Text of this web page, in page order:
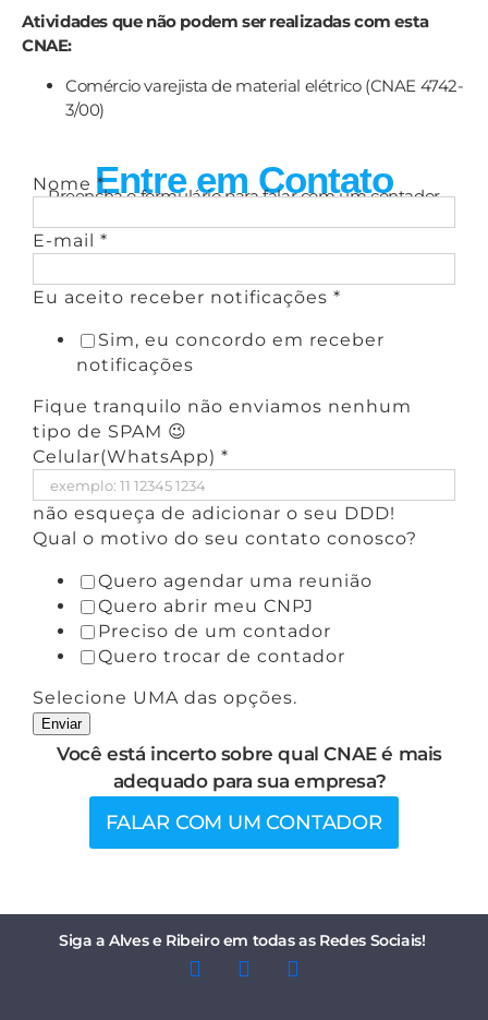
Atividades que não podem ser realizadas com esta
CNAE:
Comércio varejista de material elétrico (CNAE 4742-
3/00)
Entre em Contato
Preencha o formulário para falar com um contador
Nome *
E-mail *
Eu aceito receber notificações *
Sim, eu concordo em receber
notificações
Fique tranquilo não enviamos nenhum
tipo de SPAM 😉
Celular(WhatsApp) *
não esqueça de adicionar o seu DDD!
Qual o motivo do seu contato conosco?
Quero agendar uma reunião
Quero abrir meu CNPJ
Preciso de um contador
Quero trocar de contador
Selecione UMA das opções.
Enviar
Você está incerto sobre qual CNAE é mais
adequado para sua empresa?
FALAR COM UM CONTADOR
Siga a Alves e Ribeiro em todas as Redes Sociais!